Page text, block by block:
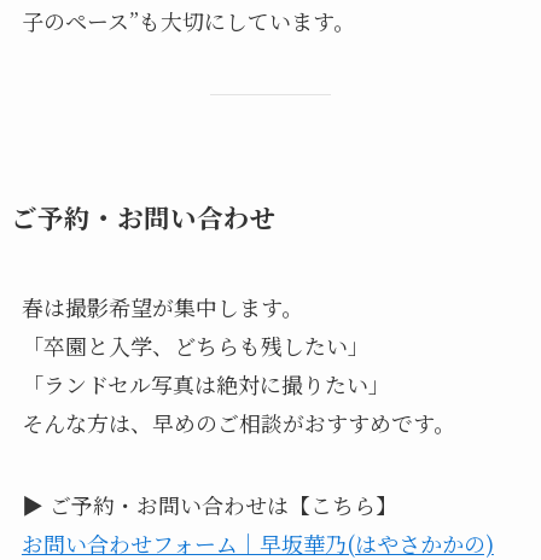
子のペース”も大切にしています。
ご予約・お問い合わせ
春は撮影希望が集中します。
「卒園と入学、どちらも残したい」
「ランドセル写真は絶対に撮りたい」
そんな方は、早めのご相談がおすすめです。
▶︎ ご予約・お問い合わせは【こちら】
お問い合わせフォーム｜早坂華乃(はやさかかの)